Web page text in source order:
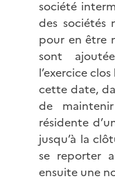
société
des sociétés
pour en être
sont
l’exercice
cette date,
de
résidente
jusqu’à la
se reporter
ensuite une